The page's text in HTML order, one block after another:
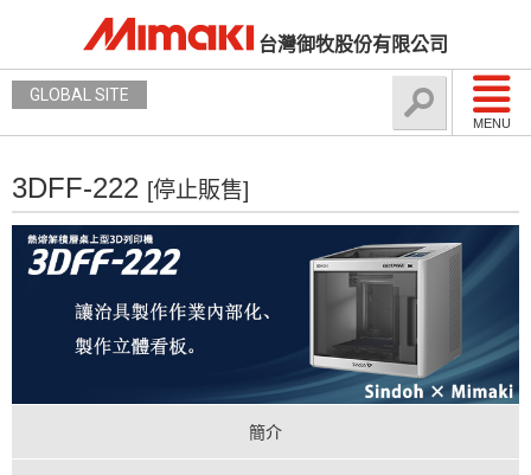
台灣御牧股份有限公司
MENU
GLOBAL SITE
3DFF-222 [停止販售]
簡介